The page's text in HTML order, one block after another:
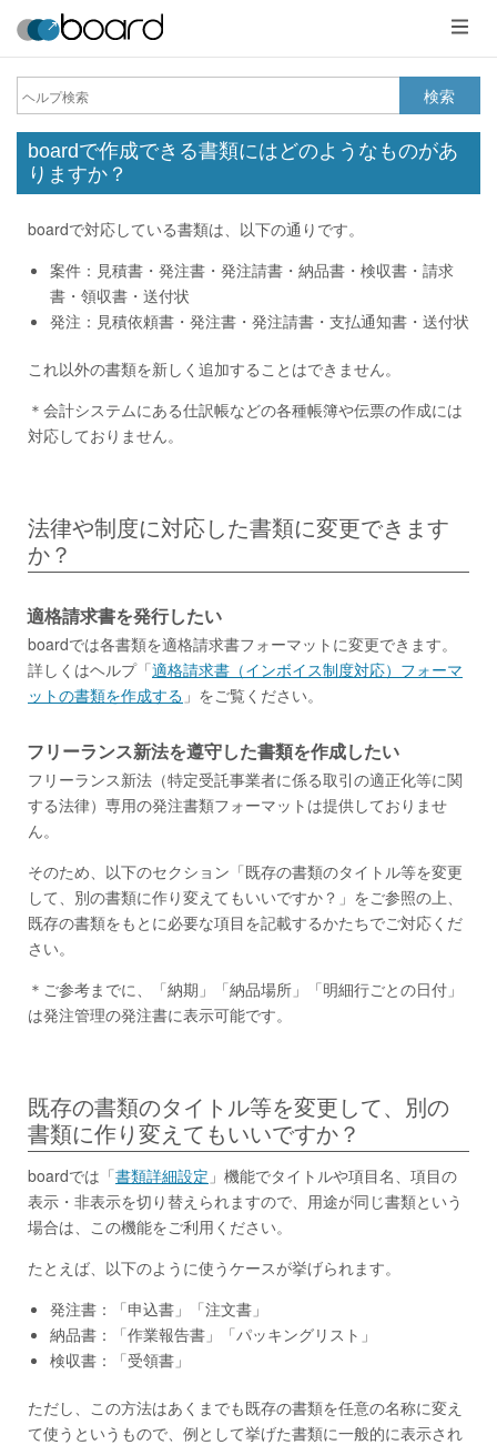
メ
ニ
ュ
ー
検索
boardで作成できる書類にはどのようなものがあ
りますか？
boardで対応している書類は、以下の通りです。
案件：見積書・発注書・発注請書・納品書・検収書・請求
書・領収書・送付状
発注：見積依頼書・発注書・発注請書・支払通知書・送付状
これ以外の書類を新しく追加することはできません。
＊会計システムにある仕訳帳などの各種帳簿や伝票の作成には
対応しておりません。
法律や制度に対応した書類に変更できます
か？
適格請求書を発行したい
boardでは各書類を適格請求書フォーマットに変更できます。
詳しくはヘルプ「適格請求書（インボイス制度対応）フォーマ
ットの書類を作成する 」をご覧ください。
フリーランス新法を遵守した書類を作成したい
フリーランス新法（特定受託事業者に係る取引の適正化等に関
する法律）専用の発注書類フォーマットは提供しておりませ
ん。
そのため、以下のセクション「既存の書類のタイトル等を変更
して、別の書類に作り変えてもいいですか？」をご参照の上、
既存の書類をもとに必要な項目を記載するかたちでご対応くだ
さい。
＊ご参考までに、「納期」「納品場所」「明細行ごとの日付」
は発注管理の発注書に表示可能です。
既存の書類のタイトル等を変更して、別の
書類に作り変えてもいいですか？
boardでは「書類詳細設定 」機能でタイトルや項目名、項目の
表示・非表示を切り替えられますので、用途が同じ書類という
場合は、この機能をご利用ください。
たとえば、以下のように使うケースが挙げられます。
発注書：「申込書」「注文書」
納品書：「作業報告書」「パッキングリスト」
検収書：「受領書」
ただし、この方法はあくまでも既存の書類を任意の名称に変え
て使うというもので、例として挙げた書類に一般的に表示され